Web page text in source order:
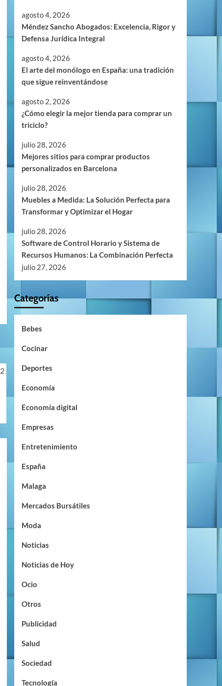
agosto 4, 2026
Méndez Sancho Abogados: Excelencia, Rigor y
Defensa Jurídica Integral
agosto 4, 2026
El arte del monólogo en España: una tradición
que sigue reinventándose
agosto 2, 2026
¿Cómo elegir la mejor tienda para comprar un
triciclo?
julio 28, 2026
Mejores sitios para comprar productos
personalizados en Barcelona
julio 28, 2026
Muebles a Medida: La Solución Perfecta para
Transformar y Optimizar el Hogar
julio 28, 2026
Software de Control Horario y Sistema de
Recursos Humanos: La Combinación Perfecta
julio 27, 2026
Categorías
Bebes
Cocinar
Deportes
Economía
Economía digital
Empresas
Entretenimiento
España
Malaga
Mercados Bursátiles
Moda
Noticias
Noticias de Hoy
Ocio
Otros
Publicidad
Salud
Sociedad
Tecnología